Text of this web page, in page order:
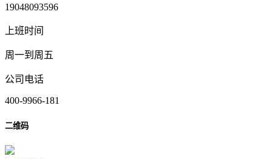
19048093596
上班时间
周一到周五
公司电话
400-9966-181
二维码